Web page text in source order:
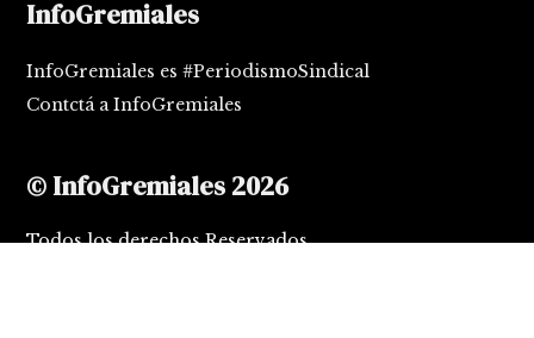
InfoGremiales
InfoGremiales es #PeriodismoSindical
Contctá a InfoGremiales
© InfoGremiales 2026
Todos los derechos Reservados